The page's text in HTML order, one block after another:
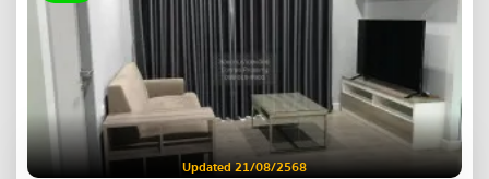
Updated 21/08/2568